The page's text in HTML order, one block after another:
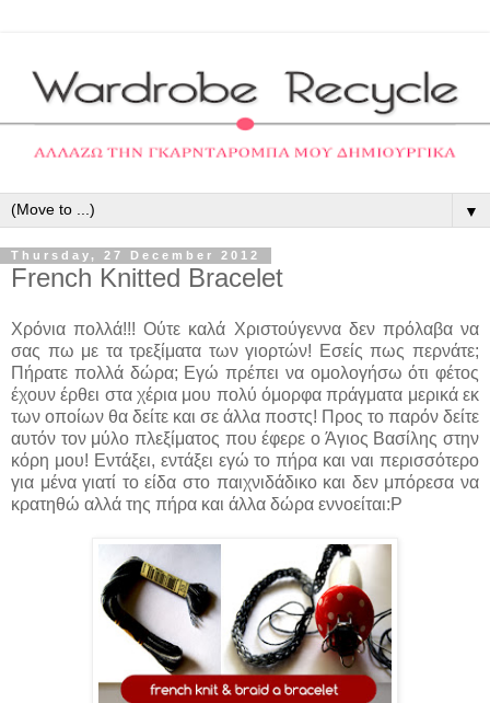
▼
Thursday, 27 December 2012
French Knitted Bracelet
Χρόνια πολλά!!! Ούτε καλά Χριστούγεννα δεν πρόλαβα να
σας πω με τα τρεξίματα των γιορτών! Εσείς πως περνάτε;
Πήρατε πολλά δώρα; Εγώ πρέπει να ομολογήσω ότι φέτος
έχουν έρθει στα χέρια μου πολύ όμορφα πράγματα μερικά εκ
των οποίων θα δείτε και σε άλλα ποστς! Προς το παρόν δείτε
αυτόν τον μύλο πλεξίματος που έφερε ο Άγιος Βασίλης στην
κόρη μου! Εντάξει, εντάξει εγώ το πήρα και ναι περισσότερο
για μένα γιατί το είδα στο παιχνιδάδικο και δεν μπόρεσα να
κρατηθώ αλλά της πήρα και άλλα δώρα εννοείται:P